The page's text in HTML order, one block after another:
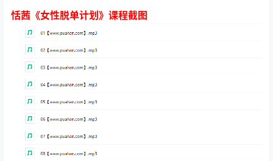
恬茜《女性脱单计划》课程截图